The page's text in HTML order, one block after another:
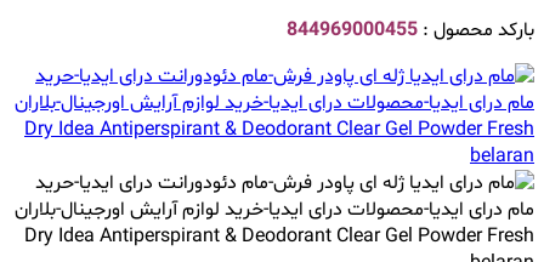
بارکد محصول : 844969000455